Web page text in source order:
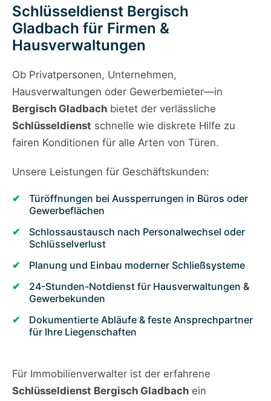
Schlüsseldienst Bergisch
Gladbach für Firmen &
Hausverwaltungen
Ob Privatpersonen, Unternehmen,
Hausverwaltungen oder Gewerbemieter—in
Bergisch Gladbach bietet der verlässliche
Schlüsseldienst schnelle wie diskrete Hilfe zu
fairen Konditionen für alle Arten von Türen.
Unsere Leistungen für Geschäftskunden:
Türöffnungen bei Aussperrungen in Büros oder
Gewerbeflächen
Schlossaustausch nach Personalwechsel oder
Schlüsselverlust
Planung und Einbau moderner Schließsysteme
24-Stunden-Notdienst für Hausverwaltungen &
Gewerbekunden
Dokumentierte Abläufe & feste Ansprechpartner
für Ihre Liegenschaften
Für Immobilienverwalter ist der erfahrene
Schlüsseldienst Bergisch Gladbach ein